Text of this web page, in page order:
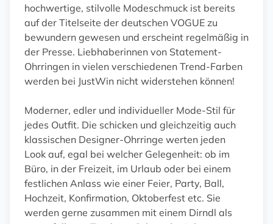
hochwertige, stilvolle Modeschmuck ist bereits
auf der Titelseite der deutschen VOGUE zu
bewundern gewesen und erscheint regelmäßig in
der Presse. Liebhaberinnen von Statement-
Ohrringen in vielen verschiedenen Trend-Farben
werden bei JustWin nicht widerstehen können!
Moderner, edler und individueller Mode-Stil für
jedes Outfit. Die schicken und gleichzeitig auch
klassischen Designer-Ohrringe werten jeden
Look auf, egal bei welcher Gelegenheit: ob im
Büro, in der Freizeit, im Urlaub oder bei einem
festlichen Anlass wie einer Feier, Party, Ball,
Hochzeit, Konfirmation, Oktoberfest etc. Sie
werden gerne zusammen mit einem Dirndl als